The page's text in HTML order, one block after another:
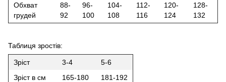
Обхват
грудей
88-
92
96-
100
104-
108
112-
116
120-
124
128-
132
Таблиця зростів:
Зріст 3-4
5-6
Зріст в см
165-180 181-192